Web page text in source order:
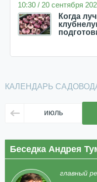
10:30 / 20 сентября
Когда
КАЛЕНДАРЬ
июль
Беседка Андрея
главный